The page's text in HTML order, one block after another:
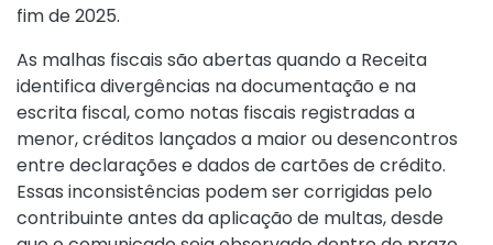
fim de 2025.
As malhas fiscais são abertas quando a Receita
identifica divergências na documentação e na
escrita fiscal, como notas fiscais registradas a
menor, créditos lançados a maior ou desencontros
entre declarações e dados de cartões de crédito.
Essas inconsistências podem ser corrigidas pelo
contribuinte antes da aplicação de multas, desde